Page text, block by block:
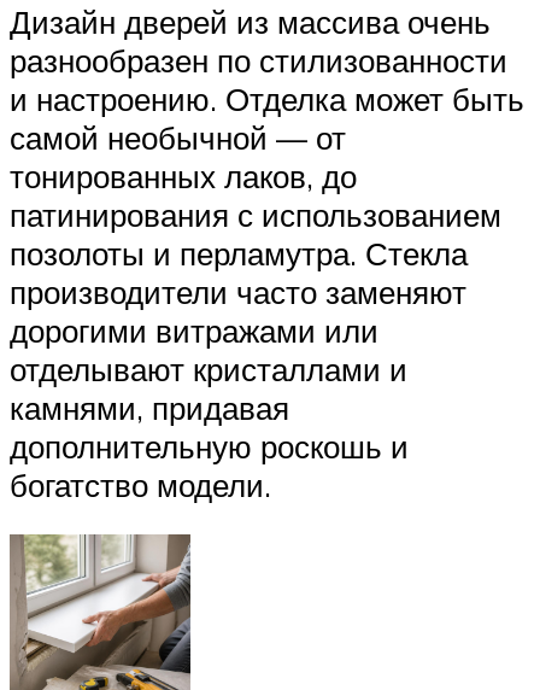
Дизайн дверей из массива очень
разнообразен по стилизованности
и настроению. Отделка может быть
самой необычной — от
тонированных лаков, до
патинирования с использованием
позолоты и перламутра. Стекла
производители часто заменяют
дорогими витражами или
отделывают кристаллами и
камнями, придавая
дополнительную роскошь и
богатство модели.